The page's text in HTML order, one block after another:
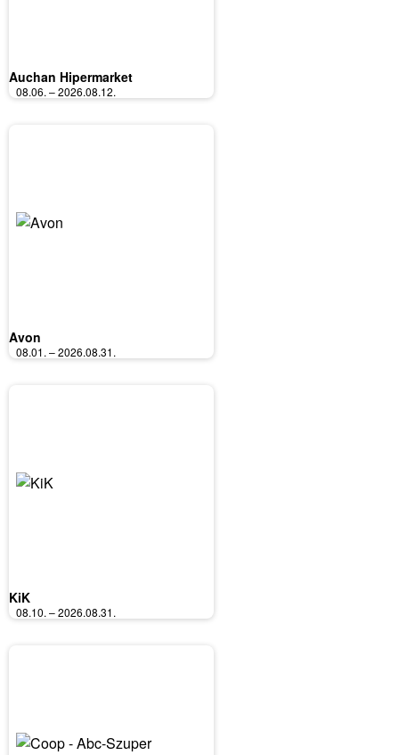
Auchan Hipermarket
08.06. – 2026.08.12.
Avon
08.01. – 2026.08.31.
KiK
08.10. – 2026.08.31.